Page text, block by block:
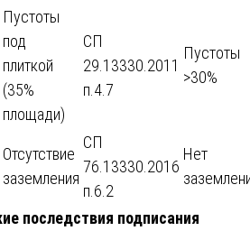
Пустоты
под
плиткой
(35%
площади)
СП
29.13330.2011
п.4.7
Пустоты
>30%
Отсутствие
заземления
СП
76.13330.2016
п.6.2
Нет
последствия подписания